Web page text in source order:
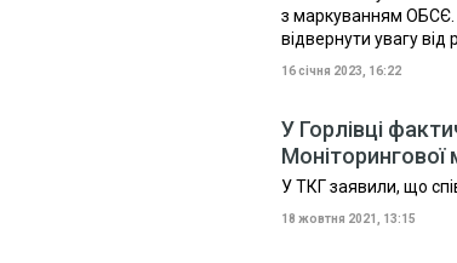
з маркуванням ОБСЄ.
відвернути увагу від
16 січня 2023, 16:22
У Горлівці
Моніторингової
У ТКГ заявили, що
18 жовтня 2021, 13:15